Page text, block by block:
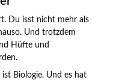
Du isst nicht mehr als
Und trotzdem
Hüfte und
Biologie. Und es hat